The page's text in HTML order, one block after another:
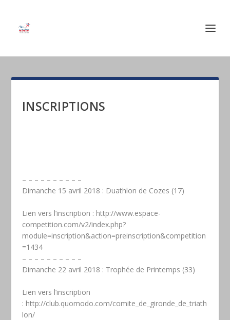
INSCRIPTIONS
– – – – – – – – – –
Dimanche 15 avril 2018 : Duathlon de Cozes (17)
Lien vers l’inscription : http://www.espace-
competition.com/v2/index.php?
module=inscription&action=preinscription&competition
=1434
– – – – – – – – – –
Dimanche 22 avril 2018 : Trophée de Printemps (33)
Lien vers l’inscription
: http://club.quomodo.com/comite_de_gironde_de_triath
lon/